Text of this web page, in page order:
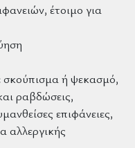
έτοιμο για
σκούπισμα ή ψεκασμό,
ραβδώσεις,
επιφάνειες,
αλλεργικής